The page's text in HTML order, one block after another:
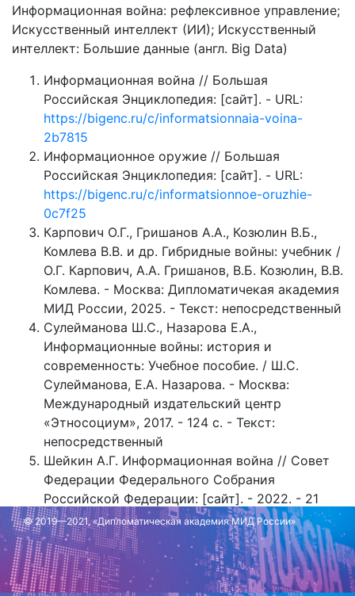
Информационная война: рефлексивное управление;
Искусственный интеллект (ИИ); Искусственный
интеллект: Большие данные (англ. Big Data)
Информационная война // Большая
Российская Энциклопедия: [сайт]. - URL:
https://bigenc.ru/c/informatsionnaia-voina-
2b7815
Информационное оружие // Большая
Российская Энциклопедия: [сайт]. - URL:
https://bigenc.ru/c/informatsionnoe-oruzhie-
0c7f25
Карпович О.Г., Гришанов А.А., Козюлин В.Б.,
Комлева В.В. и др. Гибридные войны: учебник /
О.Г. Карпович, А.А. Гришанов, В.Б. Козюлин, В.В.
Комлева. - Москва: Дипломатичекая академия
МИД России, 2025. - Текст: непосредственный
Сулейманова Ш.С., Назарова Е.А.,
Информационные войны: история и
современность: Учебное пособие. / Ш.С.
Сулейманова, Е.А. Назарова. - Москва:
Международный издательский центр
«Этносоциум», 2017. - 124 с. - Текст:
непосредственный
Шейкин А.Г. Информационная война // Совет
Федерации Федерального Собрания
Российской Федерации: [сайт]. - 2022. - 21
июня. - URL:
http://council.gov.ru/services/discussions/blogs/
Обновлено: 25 июня 2025 г.
© 2019—2021, «Дипломатическая академия МИД России»